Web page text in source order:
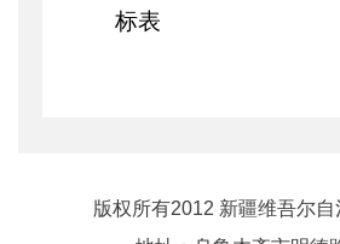
标表
版权所有2012 新疆维吾尔